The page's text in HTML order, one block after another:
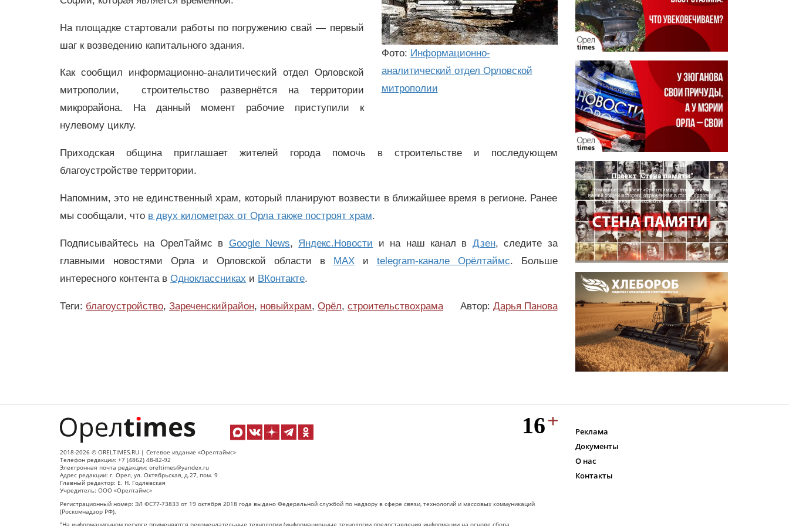
Фото: Информационно-
аналитический отдел Орловской
митрополии
На площадке стартовали работы по погружению свай — первый
шаг к возведению капитального здания.
Как сообщил информационно-аналитический отдел Орловской
митрополии, строительство развернётся на территории
микрорайона. На данный момент рабочие приступили к
нулевому циклу.
Приходская община приглашает жителей города помочь в строительстве и последующем
благоустройстве территории.
Напомним, это не единственный храм, который планируют возвести в ближайшее время в регионе. Ранее
мы сообщали, что в двух километрах от Орла также построят храм.
Подписывайтесь на ОрелТаймс в Google News, Яндекс.Новости и на наш канал в Дзен, следите за
главными новостями Орла и Орловской области в MAXи telegram-канале Орёлтаймс. Больше
интересного контента в Одноклассниках и ВКонтакте.
Теги: благоустройство, Зареченскийрайон, новыйхрам, Орёл, строительствохрама Автор: Дарья Панова
2018-2026 © ORELTIMES.RU | Сетевое издание «Орелтаймс»
Телефон редакции: +7 (4862) 48-82-92
Электронная почта редакции: oreltimes@yandex.ru
Адрес редакции: г. Орел, ул. Октябрьская, д.27, пом. 9
Главный редактор: Е. Н. Годлевская
Учредитель: ООО «Орелтаймс»
Регистрационный номер: ЭЛ ФС77-73833 от 19 октября 2018 года выдано Федеральной службой по надзору в сфере связи, технологий и массовых коммуникаций
(Роскомнадзор РФ).
Реклама
Документы
О нас
Контакты